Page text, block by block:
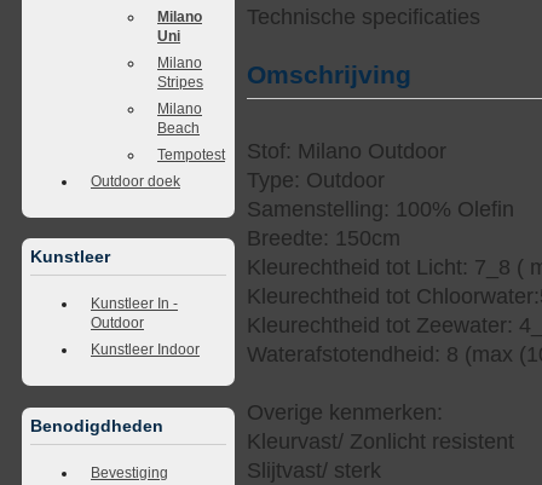
Milano
Uni
Milano
Stripes
Milano
Beach
Tempotest
Outdoor doek
Kunstleer
Kunstleer In -
Outdoor
Kunstleer Indoor
Benodigdheden
Bevestiging
Technische specificaties
Omschrijving
Stof: Milano Outdoor
Type: Outdoor
Samenstelling: 100% Olefin
Breedte: 150cm
Kleurechtheid tot Licht: 7_8 (
Kleurechtheid tot
Kleurechtheid tot Zeewater:
Waterafstotendheid: 8 (max
Overige kenmerken:
Kleurvast/ Zonlicht resistent
Slijtvast/ sterk